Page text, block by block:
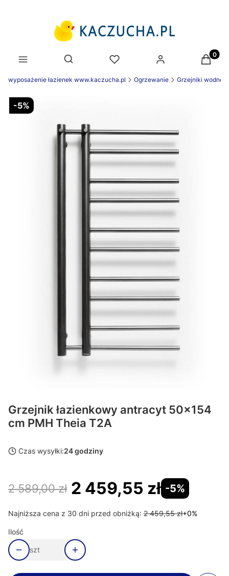
Otwórz wyszukiwarkę
wyposażenie łazienek www.kaczucha.pl Ogrzewanie Grzejniki wodne
-5%
Grzejnik łazienkowy antracyt 50x154
cm PMH Theia T2A
Czas wysyłki:24 godziny
2 589,00 zł 2 459,55 zł -5%
Najniższa cena z 30 dni przed obniżką: 2 459,55 zł+0%
Ilość
szt